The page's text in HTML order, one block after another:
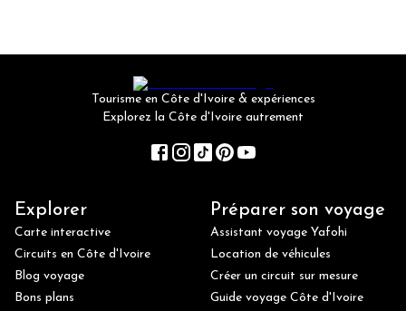
Tourisme en Côte d'Ivoire & expériences
Explorez la Côte d'Ivoire autrement
Explorer
Carte interactive
Circuits en Côte d'Ivoire
Blog voyage
Bons plans
Préparer son voyage
Assistant voyage Yafohi
Location de véhicules
Créer un circuit sur mesure
Guide voyage Côte d'Ivoire